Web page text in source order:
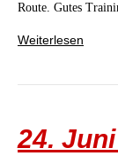
Route. Gutes
Weiterlesen
24.